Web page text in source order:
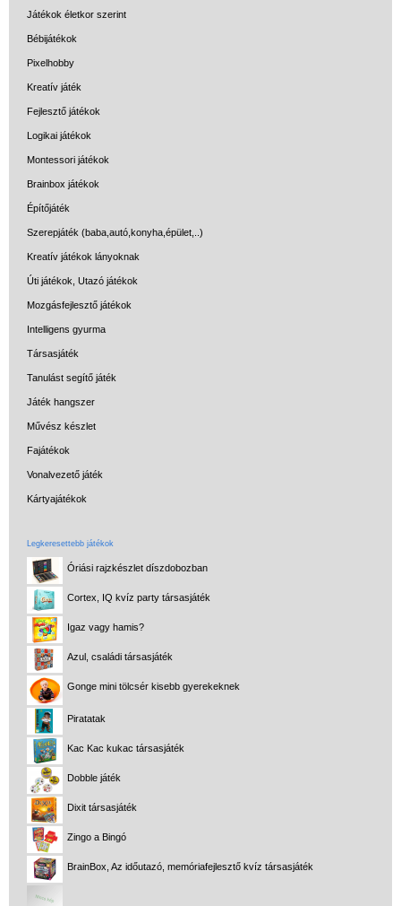
Játékok életkor szerint
Bébijátékok
Pixelhobby
Kreatív játék
Fejlesztő játékok
Logikai játékok
Montessori játékok
Brainbox játékok
Építőjáték
Szerepjáték (baba,autó,konyha,épület,..)
Kreatív játékok lányoknak
Úti játékok, Utazó játékok
Mozgásfejlesztő játékok
Intelligens gyurma
Társasjáték
Tanulást segítő játék
Játék hangszer
Művész készlet
Fajátékok
Vonalvezető játék
Kártyajátékok
Legkeresettebb játékok
Óriási rajzkészlet díszdobozban
Cortex, IQ kvíz party társasjáték
Igaz vagy hamis?
Azul, családi társasjáték
Gonge mini tölcsér kisebb gyerekeknek
Piratatak
Kac Kac kukac társasjáték
Dobble játék
Dixit társasjáték
Zingo a Bingó
BrainBox, Az időutazó, memóriafejlesztő kvíz társasjáték